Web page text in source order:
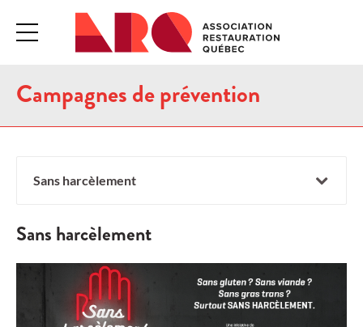
Campagnes de prévention
Sans harcèlement
Sans harcèlement